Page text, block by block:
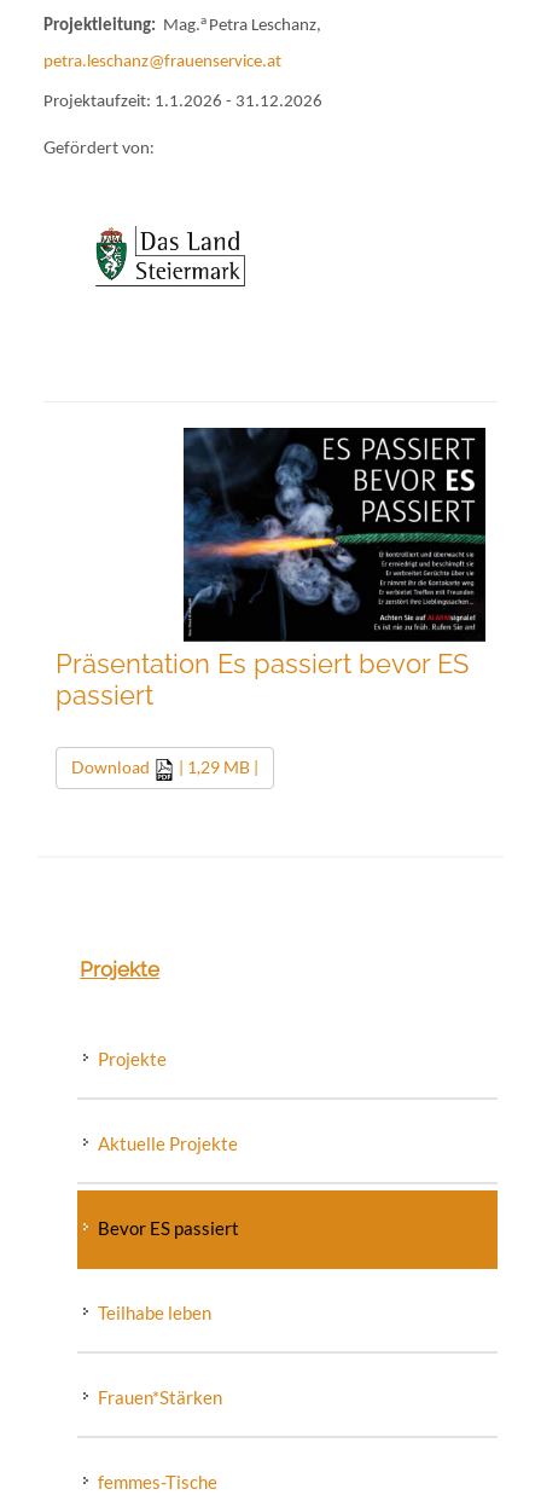
Projektleitung: Mag.a Petra Leschanz,
petra.leschanz@frauenservice.at
Projektaufzeit: 1.1.2026 - 31.12.2026
Gefördert von:
Präsentation Es passiert bevor ES
passiert
Download | 1,29 MB |
Projekte
Projekte
Aktuelle Projekte
Bevor ES passiert
Teilhabe leben
Frauen*Stärken
femmes-Tische